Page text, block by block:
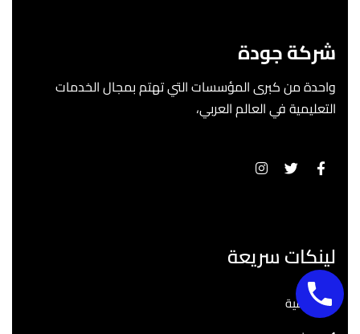
شركة جودة
واحدة من كبرى المؤسسات التي تهتم بمجال الخدمات
التعليمية في العالم العربي،
لينكات سريعة
الرئيسية